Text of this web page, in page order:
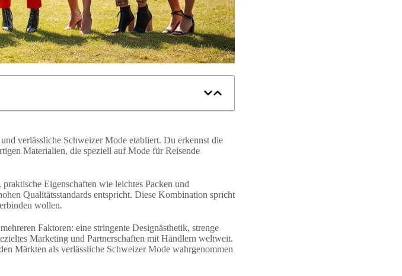
verlässliche Schweizer Mode etabliert. Du erkennst die
Materialien, die speziell auf Mode für Reisende
Eigenschaften wie leichtes Packen und
Qualitätsstandards entspricht. Diese Kombination spricht
wollen.
Faktoren: eine stringente Designästhetik, strenge
Marketing und Partnerschaften mit Händlern weltweit.
Märkten als verlässliche Schweizer Mode wahrgenommen